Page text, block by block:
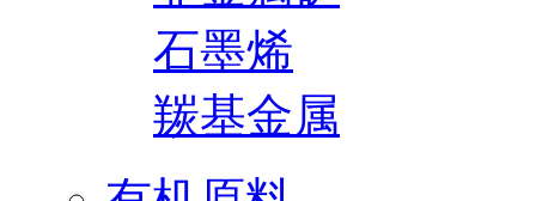
石墨烯
羰基金属